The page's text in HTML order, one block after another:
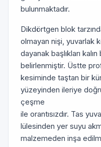
bulunmaktadır.
Dikdörtgen blok
olmayan nişi, yuvarlak
dayanak başlıkları
belirlenmiştir. Üstte
kesiminde taştan bir
yüzeyinden ileriye
çeşme
ile orantısızdır. Tas
lülesinden yer suyu
malzemeden inşa